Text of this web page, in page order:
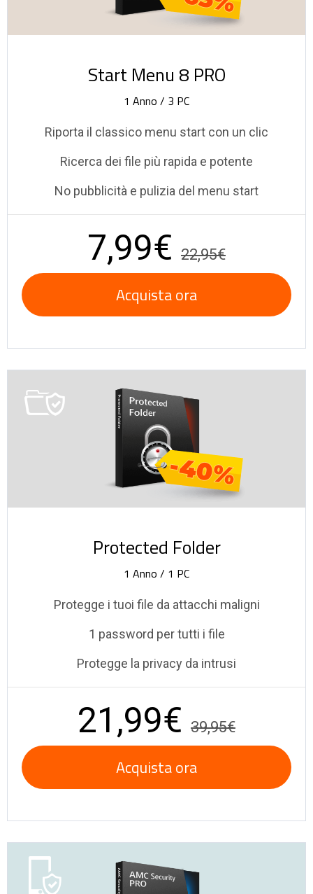
Start Menu 8 PRO
1 Anno / 3 PC
Riporta il classico menu start con un clic
Ricerca dei file più rapida e potente
No pubblicità e pulizia del menu start
7,99€ 22,95€
Acquista ora
-40%
Protected Folder
1 Anno / 1 PC
Protegge i tuoi file da attacchi maligni
1 password per tutti i file
Protegge la privacy da intrusi
21,99€ 39,95€
Acquista ora